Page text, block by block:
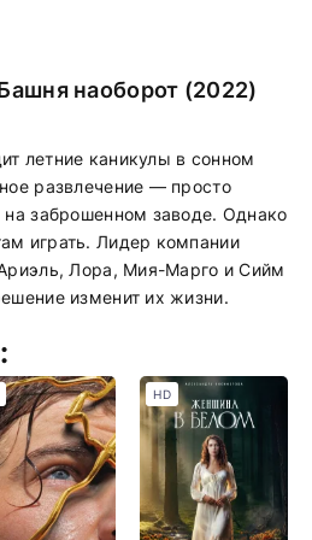
наоборот (2022)
летние каникулы в сонном
развлечение — просто
на заброшенном заводе. Однако
играть. Лидер компании
Лора, Мия-Марго и Сийм
изменит их жизни.
HD